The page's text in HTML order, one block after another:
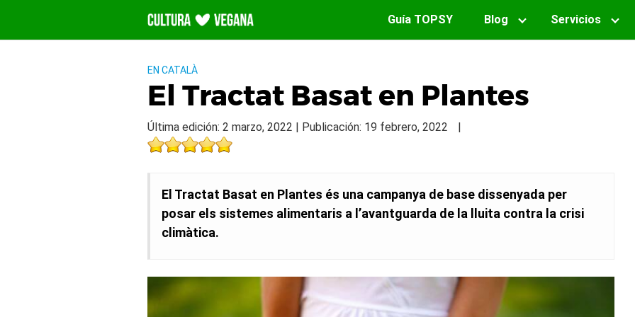
contenido
Guía TOPSY Blog Servicios
EN CATALÀ
El Tractat Basat en Plantes
Última edición: 2 marzo, 2022 | Publicación: 19 febrero, 2022 |
El Tractat Basat en Plantes és una campanya de base dissenyada per
posar els sistemes alimentaris a l’avantguarda de la lluita contra la crisi
climàtica.